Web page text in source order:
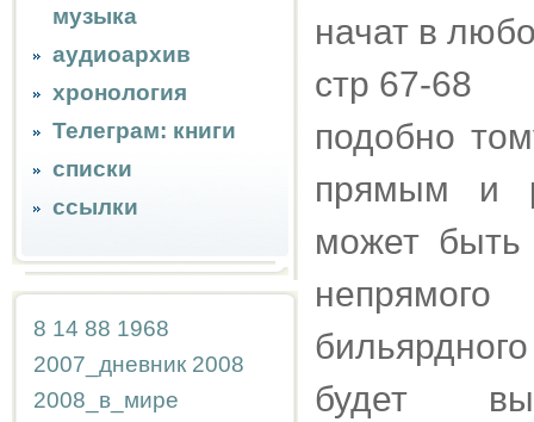
музыка
аудиоархив
хронология
Телеграм: книги
списки
ссылки
8 14 88 1968
2007_дневник 2008
2008_в_мире
начат в
стр 67-68
подобно
прямым и
может
будет